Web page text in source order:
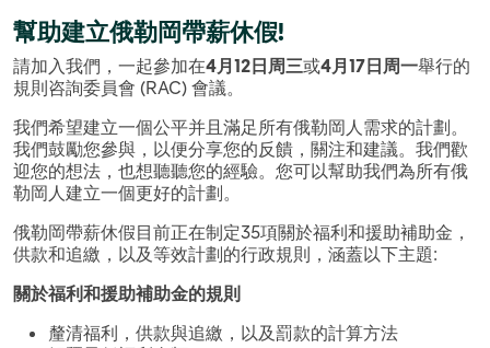
幫助建立俄勒岡帶薪休假!
請加入我們，一起參加在4月12日周三或4月17日周一舉行的
規則咨詢委員會 (RAC) 會議。
我們希望建立一個公平并且滿足所有俄勒岡人需求的計劃。
我們鼓勵您參與，以便分享您的反饋，關注和建議。我們歡
迎您的想法，也想聽聽您的經驗。您可以幫助我們為所有俄
勒岡人建立一個更好的計劃。
俄勒岡帶薪休假目前正在制定35項關於福利和援助補助金，
供款和追繳，以及等效計劃的行政規則，涵蓋以下主題:
關於福利和援助補助金的規則
釐清福利，供款與追繳，以及罰款的計算方法